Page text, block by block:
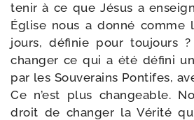
tenir à ce que Jésus a
Église nous a don­né
jours, défi­nie pour tou­jours
chan­ger ce qui a été défi­ni
par les Souverains Pontifes,
Ce n’est plus chan­geable.
droit de chan­ger la Vérité